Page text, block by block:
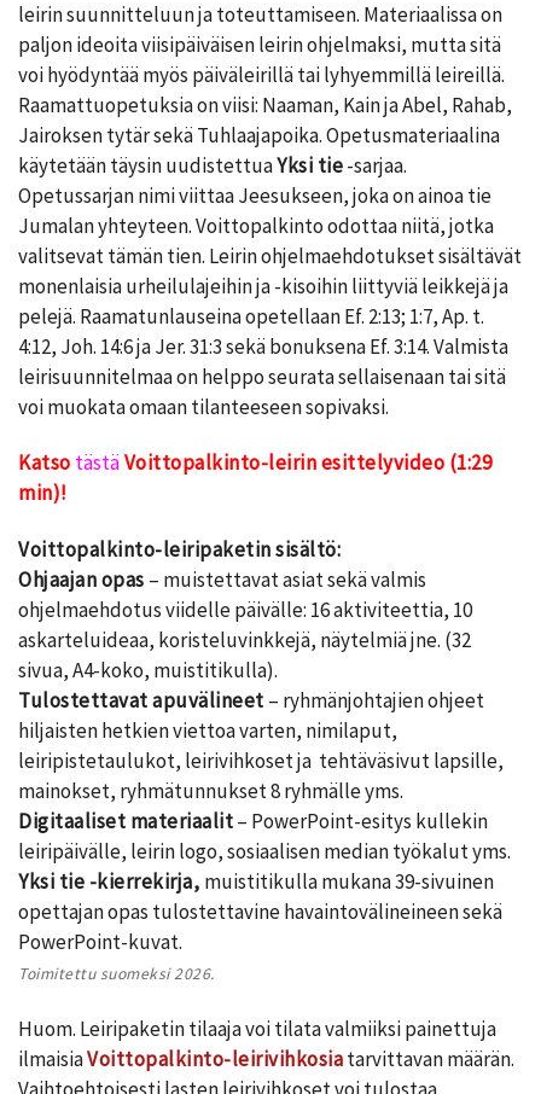
leirin suunnitteluun ja toteuttamiseen. Materiaalissa on
paljon ideoita viisipäiväisen leirin ohjelmaksi, mutta sitä
voi hyödyntää myös päiväleirillä tai lyhyemmillä leireillä.
Raamattuopetuksia on viisi: Naaman, Kain ja Abel, Rahab,
Jairoksen tytär sekä Tuhlaajapoika. Opetusmateriaalina
käytetään täysin uudistettuaYksi tie-sarjaa.
Opetussarjan nimi viittaa Jeesukseen, joka on ainoa tie
Jumalan yhteyteen. Voittopalkinto odottaa niitä, jotka
valitsevat tämän tien. Leirin ohjelmaehdotukset sisältävät
monenlaisia urheilulajeihin ja -kisoihin liittyviä leikkejä ja
pelejä. Raamatunlauseina opetellaan Ef. 2:13; 1:7, Ap. t.
4:12, Joh. 14:6 ja Jer. 31:3 sekä bonuksena Ef. 3:14. Valmista
leirisuunnitelmaa on helppo seurata sellaisenaan tai sitä
voi muokata omaan tilanteeseen sopivaksi.
Katso tästäVoittopalkinto-leirin esittelyvideo (1:29
min)!
Voittopalkinto-leiripaketin sisältö:
Ohjaajan opas – muistettavat asiat sekä valmis
ohjelmaehdotus viidelle päivälle: 16 aktiviteettia, 10
askarteluideaa, koristeluvinkkejä, näytelmiä jne. (32
sivua, A4-koko, muistitikulla).
Tulostettavat apuvälineet – ryhmänjohtajien ohjeet
hiljaisten hetkien viettoa varten, nimilaput,
leiripistetaulukot, leirivihkoset ja tehtäväsivut lapsille,
mainokset, ryhmätunnukset 8 ryhmälle yms.
Digitaaliset materiaalit– PowerPoint-esitys kullekin
leiripäivälle, leirin logo, sosiaalisen median työkalut yms.
Yksi tie -kierrekirja, muistitikulla mukana 39-sivuinen
opettajan opas tulostettavine havaintovälineineen sekä
PowerPoint-kuvat.
Toimitettu suomeksi 2026.
Huom. Leiripaketin tilaaja voi tilata valmiiksi painettuja
ilmaisiaVoittopalkinto-leirivihkosiatarvittavan määrän.